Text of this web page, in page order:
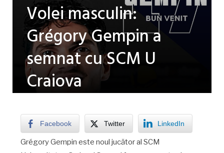
Volei masculin:
Grégory Gempin a
semnat cu SCM U
Craiova
Facebook Twitter LinkedIn
Grégory Gempin este noul jucător al SCM